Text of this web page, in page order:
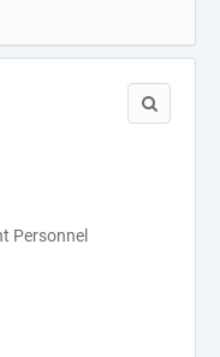
Personnel